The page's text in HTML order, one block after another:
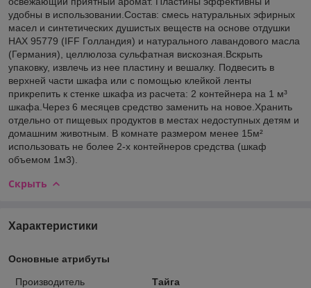
удобны в использовании.Состав: смесь натуральных эфирных
масел и синтетических душистых веществ на основе отдушки
НАХ 95779 (IFF Голландия) и натурального лавандового масла
(Германия), целлюлоза сульфатная вискозная.Вскрыть
упаковку, извлечь из нее пластину и вешалку. Подвесить в
верхней части шкафа или с помощью клейкой ленты
прикрепить к стенке шкафа из расчета: 2 контейнера на 1 м³
шкафа.Через 6 месяцев средство заменить на новое.Хранить
отдельно от пищевых продуктов в местах недоступных детям и
домашним животным. В комнате размером менее 15м²
использовать не более 2-х контейнеров средства (шкаф
объемом 1м3).
Скрыть
Характеристики
Основные атрибуты
Производитель
Тайга